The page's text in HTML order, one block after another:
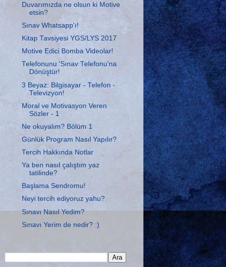
Duvarımızda ne olsun ki Motive
etsin?
Sınav Whatsapp'ı!
Kitap Tavsiyesi YGS/LYS 2017
Motive Edici Bomba Videolar!
Telefonunu 'Sınav Telefonu'na
Dönüştür!
3 Beyaz: Bilgisayar - Telefon -
Televizyon!
Moral ve Motivasyon Veren
Sözler - 1
Ne okuyalım? Bölüm 1
Günlük Program Nasıl Yapılır?
Tercih Hakkında Notlar
Ya ben nasıl çalıştım yaz
tatilinde?
Başlama Sendromu!
Neyi tercih ediyoruz yahu?
Sınavı Nasıl Yedim?
Sınavı Yerim de nedir? :)